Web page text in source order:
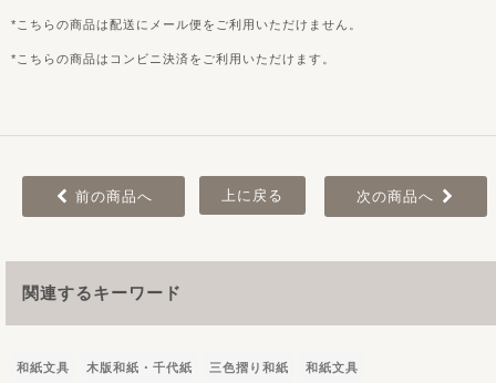
こちらの商品は配送にメール便をご利用いただけません。
こちらの商品はコンビニ決済をご利用いただけます。
前の商品へ 上に戻る 次の商品へ
関連するキーワード
和紙文具 木版和紙・千代紙 三色摺り和紙 和紙文具